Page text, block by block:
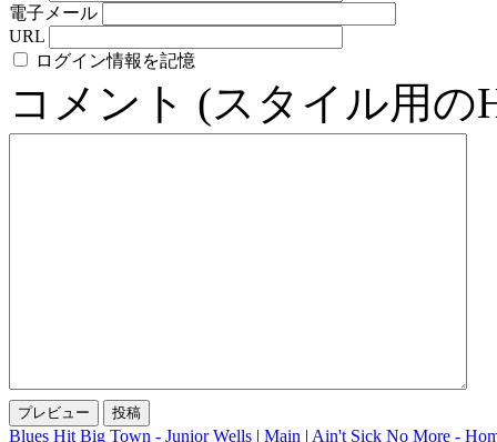
電子メール
URL
ログイン情報を記憶
コメント (スタイル用
Blues Hit Big Town - Junior Wells | Main | Ain't Sick No More -